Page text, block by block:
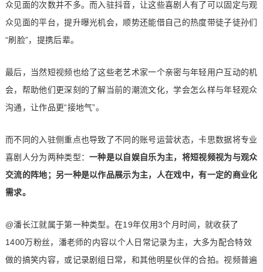
众见面的次数并不多。而入驻抖音，让这些喜剧人有了可以固定与观
众见面的平台，提升曝光机会，顺势还能借自己的热度带徒子徒孙们
“刷脸”，提携后辈。
最后，当然短视频也给了这些老艺术家一个亲密与年轻用户互动的机
会，帮助他们更深刻的了解当前的潮流文化，学会怎么样与年轻观众
沟通，让作品更“接地气”。
而不同的入驻侧重点也导致了不同的账号运营状态，卡思数据将专业
喜剧人分为两种类型：一种是以自娱自乐为主，将短视频视为与观众
交流的阵地；另一种是以作品展示为主，人在戏中，有一定的商业化
需求。
@潘长江就属于第一种类型。在19年仅用3个月时间，就收获了
1400万粉丝，潘老师的内容以个人日常记录为主，大多为配合特效
做的搞笑内容，或记录剧组日常，和其他明星伙伴的合拍。视频普遍